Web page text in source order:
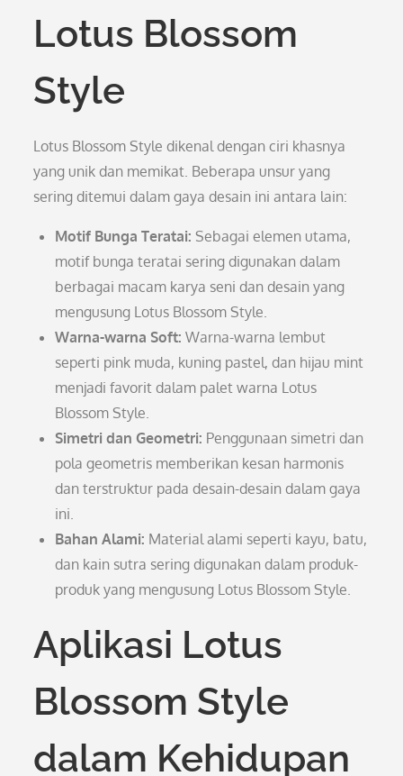
Lotus Blossom
Style
Lotus Blossom Style dikenal dengan ciri khasnya
yang unik dan memikat. Beberapa unsur yang
sering ditemui dalam gaya desain ini antara lain:
Motif Bunga Teratai: Sebagai elemen utama,
motif bunga teratai sering digunakan dalam
berbagai macam karya seni dan desain yang
mengusung Lotus Blossom Style.
Warna-warna Soft: Warna-warna lembut
seperti pink muda, kuning pastel, dan hijau mint
menjadi favorit dalam palet warna Lotus
Blossom Style.
Simetri dan Geometri: Penggunaan simetri dan
pola geometris memberikan kesan harmonis
dan terstruktur pada desain-desain dalam gaya
ini.
Bahan Alami: Material alami seperti kayu, batu,
dan kain sutra sering digunakan dalam produk-
produk yang mengusung Lotus Blossom Style.
Aplikasi Lotus
Blossom Style
dalam Kehidupan